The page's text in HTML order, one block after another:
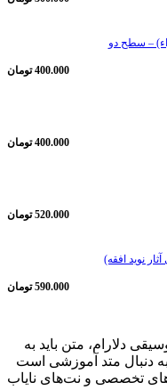
– سطح دو
400.000 تومان
400.000 تومان
520.000 تومان
نوید افقه)
590.000 تومان
دلارام، متن باید به
دنبال متد آموزشی است
تخصصی و نت‌های نایاب